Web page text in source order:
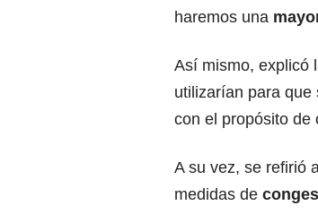
haremos una
Así mismo, explicó
utilizarían para que
con el propósito de
A su vez, se refirió
medidas de